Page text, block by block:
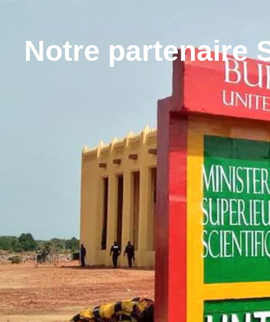
Notre partenaire